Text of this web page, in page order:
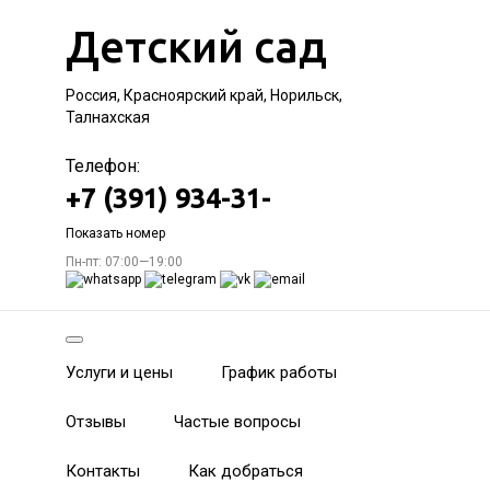
Детский сад
Россия, Красноярский край, Норильск,
Талнахская
Телефон:
+7 (391) 934-31-
Показать номер
Пн-пт: 07:00—19:00
Услуги и цены График работы
Отзывы Частые вопросы
Контакты Как добраться